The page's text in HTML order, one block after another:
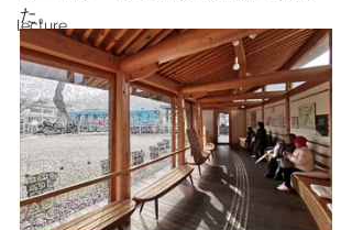
lecture
た。